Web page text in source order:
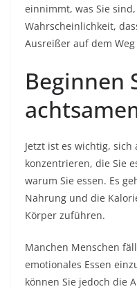
einnimmt, was Sie
Wahrscheinlichkeit,
Ausreißer auf dem Weg
Beginnen
Jetzt ist es wichtig,
konzentrieren, die Sie
warum Sie essen. Es
Nahrung und die
Körper zuführen.
Manchen Menschen
emotionales Essen
können Sie jedoch die